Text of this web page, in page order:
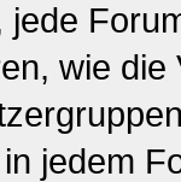
wie
jedem